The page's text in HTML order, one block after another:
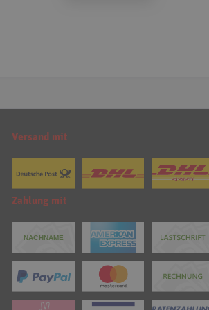
Versand mit
Zahlung mit